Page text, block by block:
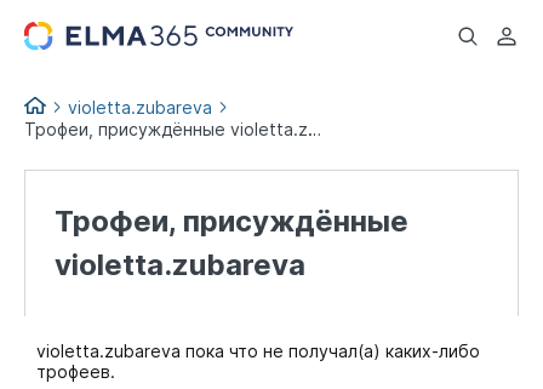
...
violetta.zubareva
Трофеи, присуждённые violetta.zubareva
Трофеи, присуждённые
violetta.zubareva
violetta.zubareva пока что не получал(а) каких-либо
трофеев.